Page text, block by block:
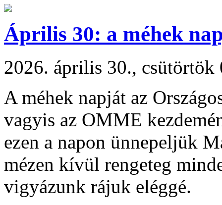
Április 30: a méhek
2026. április 30., csütörtök
A méhek napját az
vagyis az OMME
ezen a napon ünnepeljük
mézen kívül rengeteg
vigyázunk rájuk eléggé.